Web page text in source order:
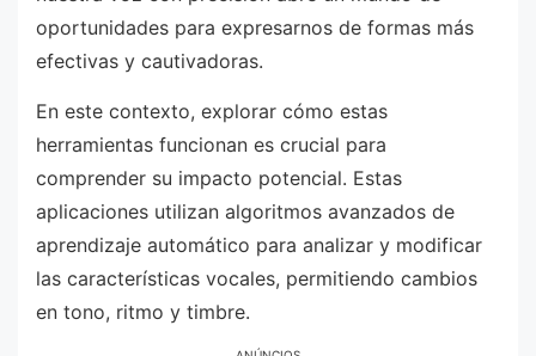
oportunidades para expresarnos de formas más
efectivas y cautivadoras.
En este contexto, explorar cómo estas
herramientas funcionan es crucial para
comprender su impacto potencial. Estas
aplicaciones utilizan algoritmos avanzados de
aprendizaje automático para analizar y modificar
las características vocales, permitiendo cambios
en tono, ritmo y timbre.